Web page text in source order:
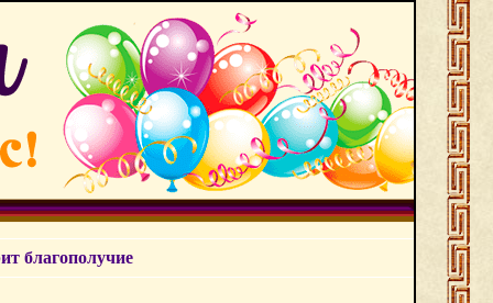
благополучие